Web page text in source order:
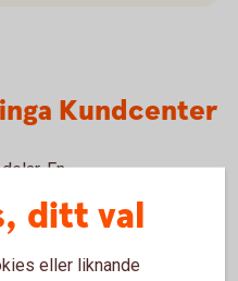
Kundcenter
En
få saldo och transaktioner
personlig service
ditt val
eller liknande